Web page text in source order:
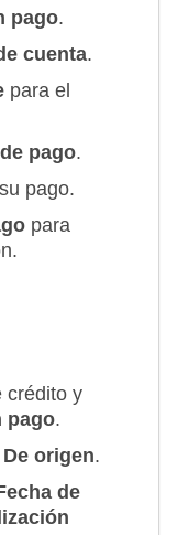
pago.
cuenta.
para el
pago.
pago.
para
crédito y
pago.
De origen.
de